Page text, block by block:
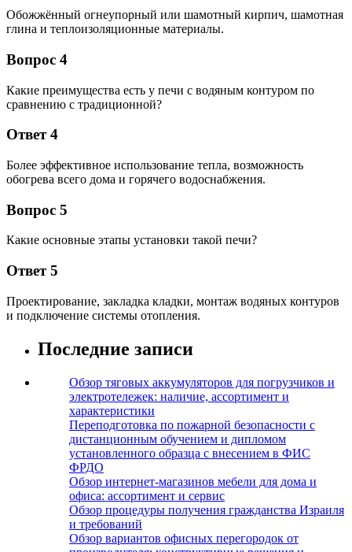
Обожжённый огнеупорный или шамотный кирпич, шамотная
глина и теплоизоляционные материалы.
Вопрос 4
Какие преимущества есть у печи с водяным контуром по
сравнению с традиционной?
Ответ 4
Более эффективное использование тепла, возможность
обогрева всего дома и горячего водоснабжения.
Вопрос 5
Какие основные этапы установки такой печи?
Ответ 5
Проектирование, закладка кладки, монтаж водяных контуров
и подключение системы отопления.
Последние записи
Обзор тяговых аккумуляторов для погрузчиков и
электротележек: наличие, ассортимент и
характеристики
Переподготовка по пожарной безопасности с
дистанционным обучением и дипломом
установленного образца с внесением в ФИС
ФРДО
Обзор интернет-магазинов мебели для дома и
офиса: ассортимент и сервис
Обзор процедуры получения гражданства Израиля
и требований
Обзор вариантов офисных перегородок от